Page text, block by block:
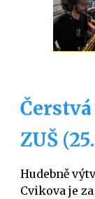
ZUŠ
Hudebně
Cvikova je